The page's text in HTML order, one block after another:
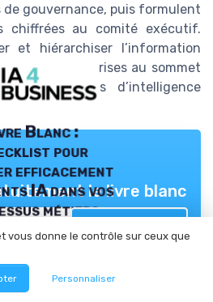
de gouvernance, puis formulent
chiffrées au comité exécutif.
et hiérarchiser l’information
décisions prises au sommet
des outils d’intelligence
Blanc :
pour
efficacement
IA dans vos
métiers
le livre blanc
j’accepte d’être contacté(e) à
IA 4 business et ses partenaires.
vous donne le contrôle sur ceux que
Personnaliser